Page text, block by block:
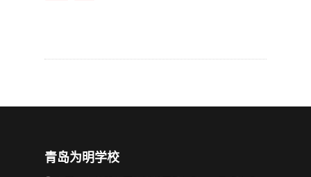
青岛为明学校